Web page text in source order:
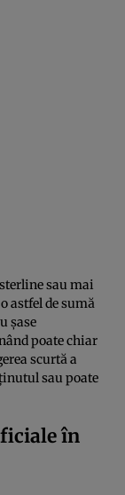
sau mai
astfel de sumă
șase
poate chiar
scurtă a
sau poate
în